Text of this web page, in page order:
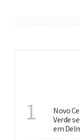
1
Novo
Verde
em